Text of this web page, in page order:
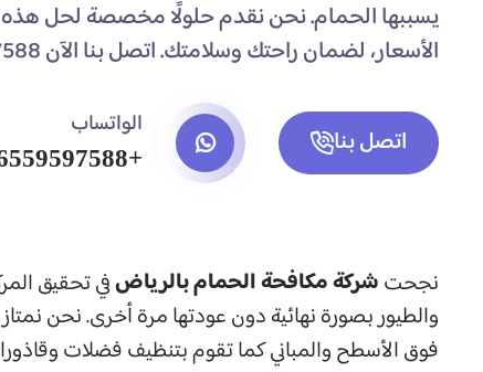
يسببها الحمام. نحن نقدم حلولًا مخصصة لحل
الأسعار، لضمان راحتك وسلامتك. اتصل بنا الآن 0559597588.
اتصل بنا الواتساب
+966559597588
نجحتشركة مكافحة الحمام بالرياضفي تحقيق
والطيور بصورة نهائية دون عودتها مرة أخرى. نحن
فوق الأسطح والمباني كما تقوم بتنظيف فضلات